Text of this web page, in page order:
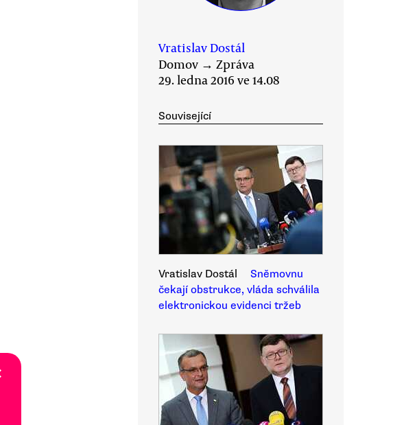
Vratislav Dostál
Domov → Zpráva
29. ledna 2016 ve 14.08
Související
Vratislav Dostál
Sněmovnu
čekají obstrukce, vláda schválila
elektronickou evidenci tržeb